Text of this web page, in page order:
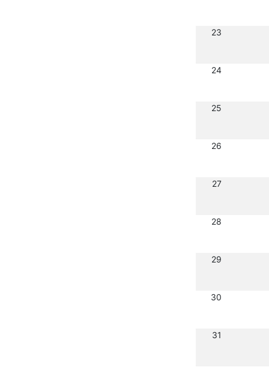
23
24
25
26
27
28
29
30
31